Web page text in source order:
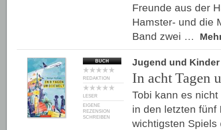
Freunde aus der
Hamster- und die
Band zwei …
BUCH
REDAKTION
LESER
EIGENE
REZENSION
SCHREIBEN
Jugend und Kinder
In acht Tagen
Tobi kann es
in den letzten fünf
wichtigsten Spiels